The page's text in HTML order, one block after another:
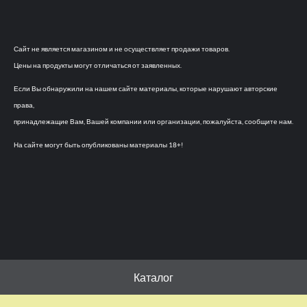
Сайт не является магазином и не осуществляет продажи товаров.
Цены на продукты могут отличаться от заявленных.
Если Вы обнаружили на нашем сайте материалы, которые нарушают авторские
права,
принадлежащие Вам, Вашей компании или организации, пожалуйста, сообщите нам.
На сайте могут быть опубликованы материалы 18+!
Каталог